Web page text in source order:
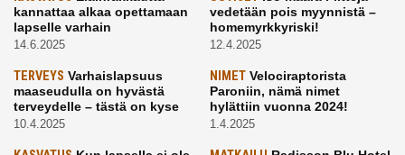
kannattaa alkaa opettamaan
lapselle varhain
14.6.2025
vedetään pois myynnistä –
homemyrkkyriski!
12.4.2025
TERVEYS Varhaislapsuus
maaseudulla on hyvästä
terveydelle – tästä on kyse
10.4.2025
NIMETVelociraptorista
Paroniin, nämä nimet
hylättiin vuonna 2024!
1.4.2025